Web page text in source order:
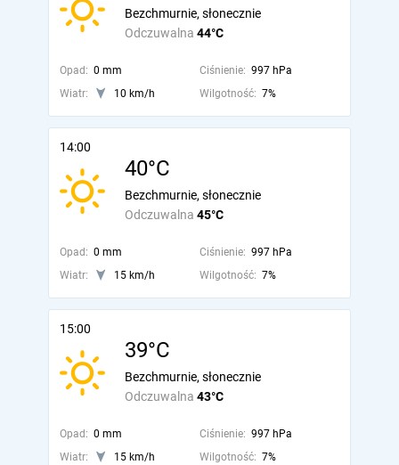
Odczuwalna 44°C
Bezchmurnie, słonecznie
Opad: 0 mm Ciśnienie: 997 hPa
Wiatr:
10 km/h Wilgotność: 7%
14:00
40°C
Odczuwalna 45°C
Bezchmurnie, słonecznie
Opad: 0 mm Ciśnienie: 997 hPa
Wiatr:
15 km/h Wilgotność: 7%
15:00
39°C
Odczuwalna 43°C
Bezchmurnie, słonecznie
Opad: 0 mm Ciśnienie: 997 hPa
Wiatr:
15 km/h Wilgotność: 7%